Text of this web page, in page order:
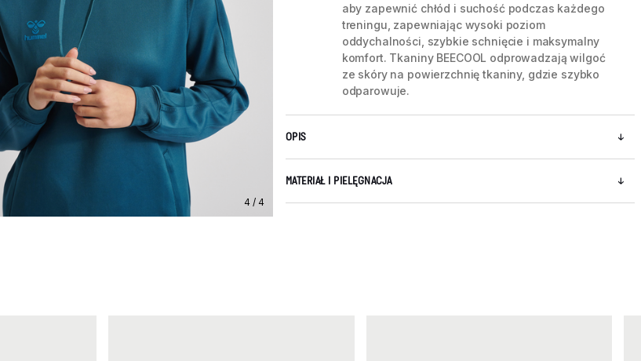
4 / 4
aby zapewnić chłód i suchość podczas każdego
treningu, zapewniając wysoki poziom
oddychalności, szybkie schnięcie i maksymalny
komfort. Tkaniny BEECOOL odprowadzają wilgoć
ze skóry na powierzchnię tkaniny, gdzie szybko
odparowuje.
OPIS
MATERIAŁ I PIELĘGNACJA